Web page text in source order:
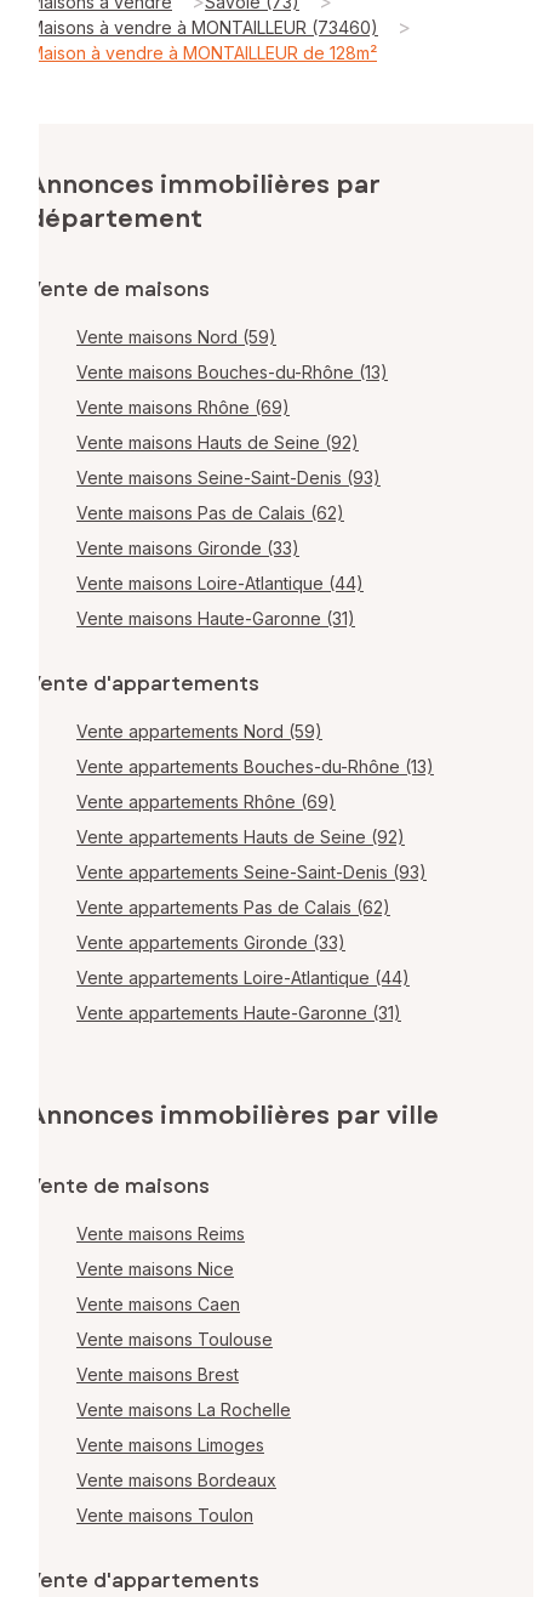
Maisons à vendre à MONTAILLEUR (73460) >
Maison à vendre à MONTAILLEUR de 128m²
Annonces immobilières par
département
Vente de maisons
Vente maisons Nord (59)
Vente maisons Bouches-du-Rhône (13)
Vente maisons Rhône (69)
Vente maisons Hauts de Seine (92)
Vente maisons Seine-Saint-Denis (93)
Vente maisons Pas de Calais (62)
Vente maisons Gironde (33)
Vente maisons Loire-Atlantique (44)
Vente maisons Haute-Garonne (31)
Vente d'appartements
Vente appartements Nord (59)
Vente appartements Bouches-du-Rhône (13)
Vente appartements Rhône (69)
Vente appartements Hauts de Seine (92)
Vente appartements Seine-Saint-Denis (93)
Vente appartements Pas de Calais (62)
Vente appartements Gironde (33)
Vente appartements Loire-Atlantique (44)
Vente appartements Haute-Garonne (31)
Annonces immobilières par ville
Vente de maisons
Vente maisons Reims
Vente maisons Nice
Vente maisons Caen
Vente maisons Toulouse
Vente maisons Brest
Vente maisons La Rochelle
Vente maisons Limoges
Vente maisons Bordeaux
Vente maisons Toulon
Vente d'appartements